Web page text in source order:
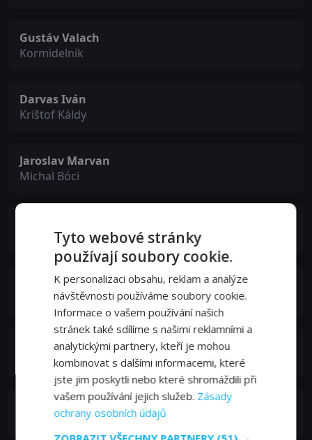
Gustáv Valach
Kormidelník
Darvas Iván
Krištof Káldy
Jaroslav Marvan
Michal Bóci
Dezsö Király
Physician
Dano Živojnovič
Chemist
Rudolf Velický
Chemist
Tyto webové stránky
používají soubory cookie.
K personalizaci obsahu, reklam a analýze
návštěvnosti používáme soubory cookie.
Informace o vašem používání našich
stránek také sdílíme s našimi reklamními a
analytickými partnery, kteří je mohou
kombinovat s dalšími informacemi, které
jste jim poskytli nebo které shromáždili při
vašem používání jejich služeb. Zásady
ochrany osobních údajů